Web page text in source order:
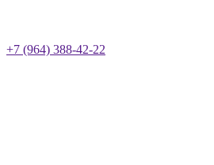
+7 (964) 388-42-22